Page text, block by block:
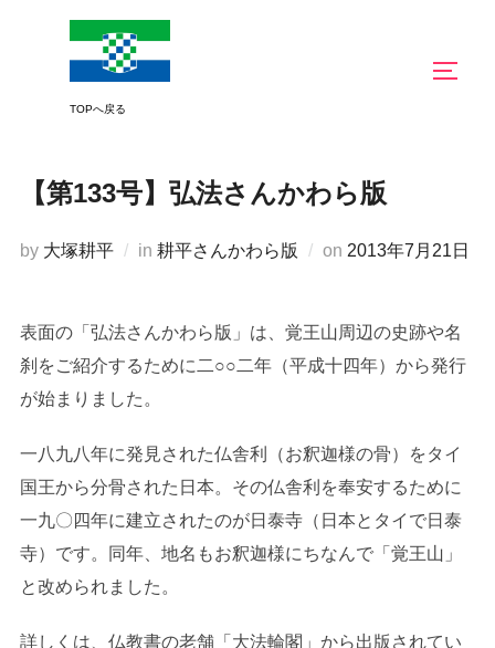
【第133号】弘法さんかわら版
by 大塚耕平 in 耕平さんかわら版 on 投
2013年7月21日
表面の「弘法さんかわら版」は、覚王山周辺の史跡や名
刹をご紹介するために二○○二年（平成十四年）から発行
が始まりました。
一八九八年に発見された仏舎利（お釈迦様の骨）をタイ
国王から分骨された日本。その仏舎利を奉安するために
一九〇四年に建立されたのが日泰寺（日本とタイで日泰
寺）です。同年、地名もお釈迦様にちなんで「覚王山」
と改められました。
詳しくは、仏教書の老舗「大法輪閣」から出版されてい